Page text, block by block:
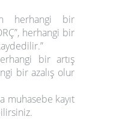
herhangi bir
herhangi bir
bir artış
bir azalış olur
muhasebe kayıt